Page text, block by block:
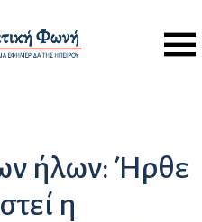
Menu
ήλων: Ήρθε
η